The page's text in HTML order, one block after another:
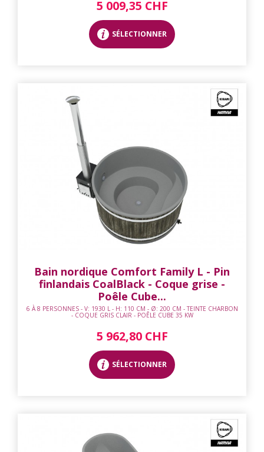
5 009,35 CHF
SÉLECTIONNER
Bain nordique Comfort Family L - Pin
finlandais CoalBlack - Coque grise -
Poêle Cube...
6 À 8 PERSONNES - V: 1930 L - H: 110 CM - Ø: 200 CM - TEINTE CHARBON
- COQUE GRIS CLAIR - POÊLE CUBE 35 KW
5 962,80 CHF
SÉLECTIONNER